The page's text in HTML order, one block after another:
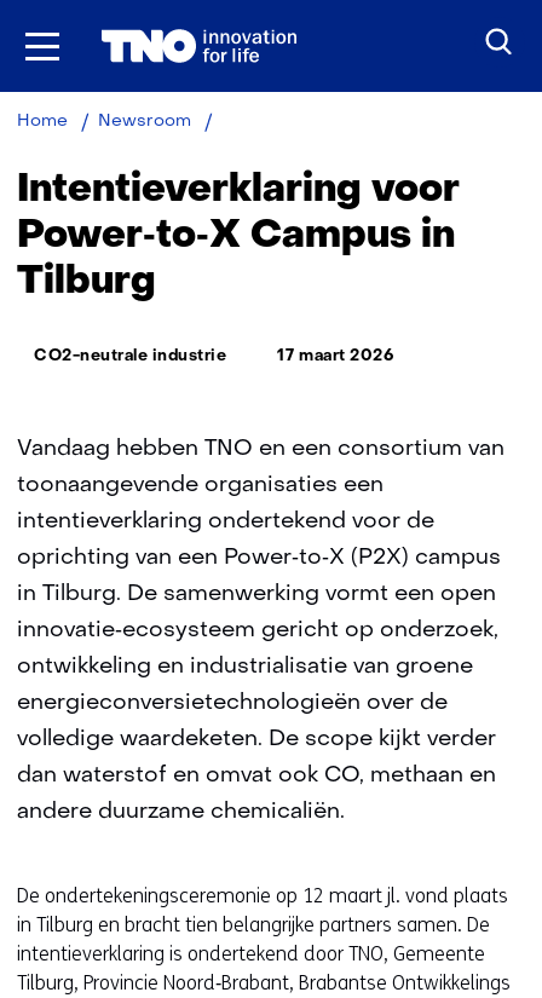
Ga
Home Newsroom
Power‑to‑X
Campus
in
Tilburg
Intentieverklaring voor
Power‑to‑X Campus in
Tilburg
Thema:
CO2-neutrale industrie 17 maart 2026
Vandaag hebben TNO en een consortium van
toonaangevende organisaties een
intentieverklaring ondertekend voor de
oprichting van een Power‑to‑X (P2X) campus
in Tilburg. De samenwerking vormt een open
innovatie‑ecosysteem gericht op onderzoek,
ontwikkeling en industrialisatie van groene
energieconversietechnologieën over de
volledige waardeketen. De scope kijkt verder
dan waterstof en omvat ook CO, methaan en
andere duurzame chemicaliën.
De ondertekeningsceremonie op 12 maart jl. vond plaats
in Tilburg en bracht tien belangrijke partners samen. De
intentieverklaring is ondertekend door TNO, Gemeente
Tilburg, Provincie Noord‑Brabant, Brabantse Ontwikkelings